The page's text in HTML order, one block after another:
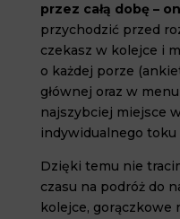
przez całą dobę –
przychodzić przed
czekasz w kolejce i
o każdej porze
głównej oraz w
najszybciej miejsce
indywidualnego toku
Dzięki temu nie
czasu na podróż do
kolejce, gorączkowe